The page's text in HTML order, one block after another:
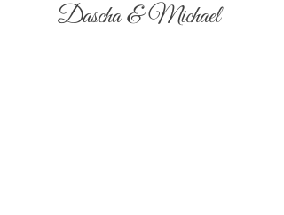
Dascha & Michael